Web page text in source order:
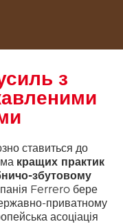
з
ставиться до
кращих практик
збутовому
Ferrero бере
приватному
асоціація